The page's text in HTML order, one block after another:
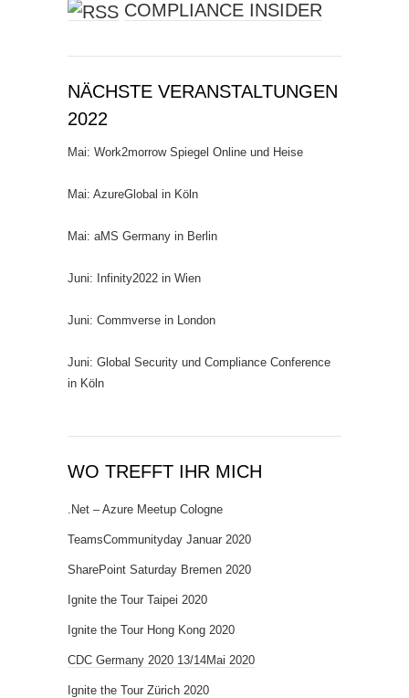
COMPLIANCE INSIDER
NÄCHSTE VERANSTALTUNGEN
2022
Mai: Work2morrow Spiegel Online und Heise
Mai: AzureGlobal in Köln
Mai: aMS Germany in Berlin
Juni: Infinity2022 in Wien
Juni: Commverse in London
Juni: Global Security und Compliance Conference
in Köln
WO TREFFT IHR MICH
.Net – Azure Meetup Cologne
TeamsCommunityday Januar 2020
SharePoint Saturday Bremen 2020
Ignite the Tour Taipei 2020
Ignite the Tour Hong Kong 2020
CDC Germany 2020 13/14Mai 2020
Ignite the Tour Zürich 2020